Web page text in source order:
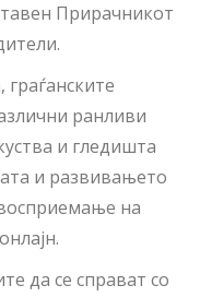
Прирачникот
ранливи
и гледишта
и развивањето
на
да се справат со